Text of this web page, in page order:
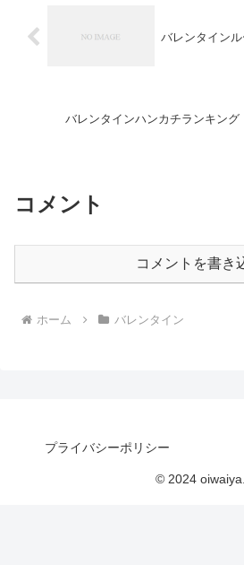
バレンタイン
バレンタインハンカチランキング
コメント
コメントを書き
ホーム バレンタイン
プライバシーポリシー
© 2024 oiwaiya.